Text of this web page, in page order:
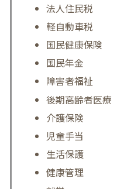
法人住民税
軽自動車税
国民健康保険
国民年金
障害者福祉
後期高齢者医療
介護保険
児童手当
生活保護
健康管理